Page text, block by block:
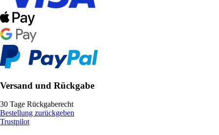
Versand und Rückgabe
30 Tage Rückgaberecht
Bestellung zurückgeben
Trustpilot